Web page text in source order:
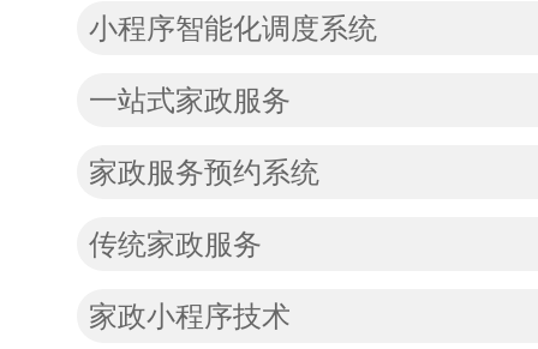
小程序智能化调度系统
一站式家政服务
家政服务预约系统
传统家政服务
家政小程序技术